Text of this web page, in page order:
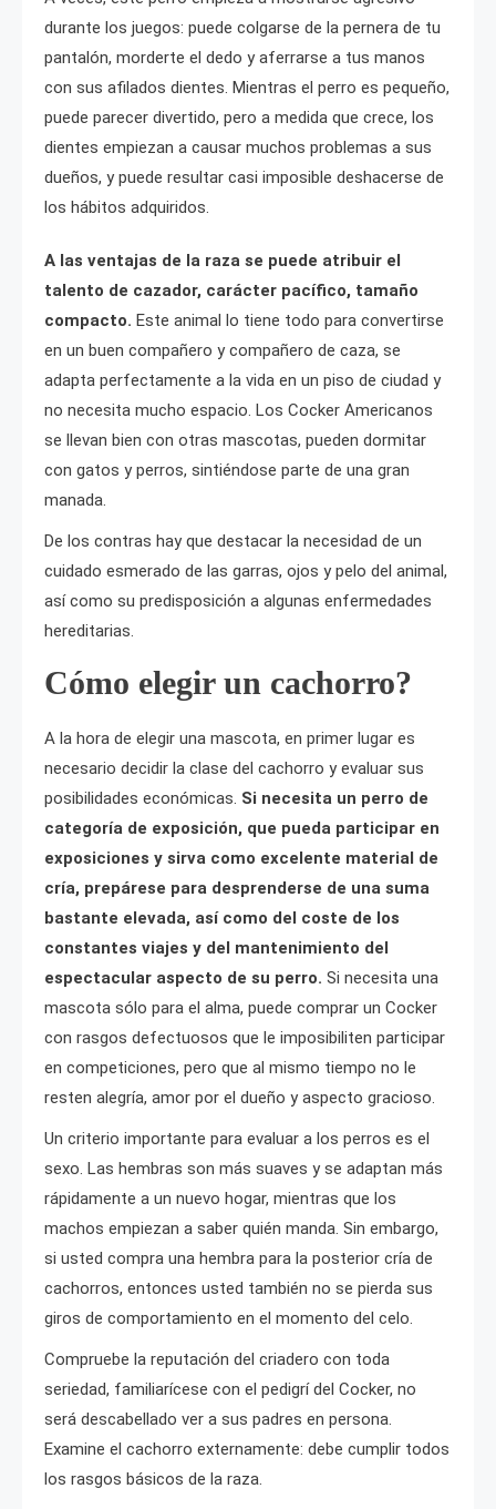
durante los juegos: puede colgarse de la pernera de tu
pantalón, morderte el dedo y aferrarse a tus manos
con sus afilados dientes. Mientras el perro es pequeño,
puede parecer divertido, pero a medida que crece, los
dientes empiezan a causar muchos problemas a sus
dueños, y puede resultar casi imposible deshacerse de
los hábitos adquiridos.
A las ventajas de la raza se puede atribuir el
talento de cazador, carácter pacífico, tamaño
compacto. Este animal lo tiene todo para convertirse
en un buen compañero y compañero de caza, se
adapta perfectamente a la vida en un piso de ciudad y
no necesita mucho espacio. Los Cocker Americanos
se llevan bien con otras mascotas, pueden dormitar
con gatos y perros, sintiéndose parte de una gran
manada.
De los contras hay que destacar la necesidad de un
cuidado esmerado de las garras, ojos y pelo del animal,
así como su predisposición a algunas enfermedades
hereditarias.
Cómo elegir un cachorro?
A la hora de elegir una mascota, en primer lugar es
necesario decidir la clase del cachorro y evaluar sus
posibilidades económicas. Si necesita un perro de
categoría de exposición, que pueda participar en
exposiciones y sirva como excelente material de
cría, prepárese para desprenderse de una suma
bastante elevada, así como del coste de los
constantes viajes y del mantenimiento del
espectacular aspecto de su perro. Si necesita una
mascota sólo para el alma, puede comprar un Cocker
con rasgos defectuosos que le imposibiliten participar
en competiciones, pero que al mismo tiempo no le
resten alegría, amor por el dueño y aspecto gracioso.
Un criterio importante para evaluar a los perros es el
sexo. Las hembras son más suaves y se adaptan más
rápidamente a un nuevo hogar, mientras que los
machos empiezan a saber quién manda. Sin embargo,
si usted compra una hembra para la posterior cría de
cachorros, entonces usted también no se pierda sus
giros de comportamiento en el momento del celo.
Compruebe la reputación del criadero con toda
seriedad, familiarícese con el pedigrí del Cocker, no
será descabellado ver a sus padres en persona.
Examine el cachorro externamente: debe cumplir todos
los rasgos básicos de la raza.